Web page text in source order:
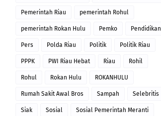
Pemerintah Riau pemerintah Rohul
pemerintah Rokan Hulu Pemko Pendidikan
Pers Polda Riau Politik Politik Riau
PPPK PWI Riau Hebat Riau Rohil
Rohul Rokan Hulu ROKANHULU
Rumah Sakit Awal Bros Sampah Selebritis
Siak Sosial Sosial Pemerintah Meranti